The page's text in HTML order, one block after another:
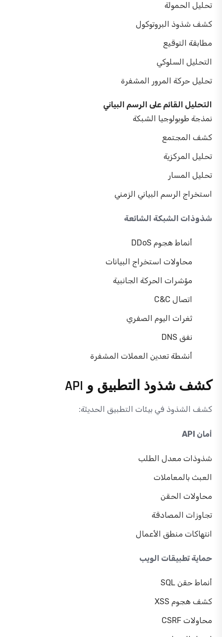
تحليل الحمولة
كشف شذوذ البروتوكول
مطابقة التوقيع
التحليل السلوكي
تحليل حركة المرور المشفرة
التحليل القائم على الرسم البياني
نمذجة طوبولوجيا الشبكة
كشف المجتمع
تحليل المركزية
تحليل المسار
استخراج الرسم البياني الزمني
شذوذات الشبكة الشائعة
أنماط هجوم DDoS
محاولات استخراج البيانات
مؤشرات الحركة الجانبية
اتصال C&C
ثغرات اليوم الصفري
نفق DNS
أنشطة تعدين العملات المشفرة
كشف شذوذ التطبيق و API
كشف الشذوذ في بيئات التطبيق الحديثة:
أمان API
شذوذات معدل الطلب
العبث بالمعاملات
محاولات الحقن
تجاوزات المصادقة
انتهاكات منطق الأعمال
حماية تطبيقات الويب
أنماط حقن SQL
كشف هجوم XSS
محاولات CSRF